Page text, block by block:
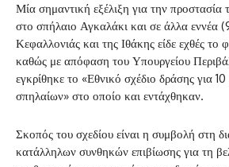
Μία σημαντική εξέλιξη για την προστασία
στο σπήλαιο Αγκαλάκι και σε άλλα εννέα
Κεφαλλονιάς και της Ιθάκης είδε εχθές το
καθώς με απόφαση του Υπουργείου
εγκρίθηκε το «Εθνικό σχέδιο δράσης για
σπηλαίων» στο οποίο και εντάχθηκαν.
Σκοπός του σχεδίου είναι η συμβολή στη
κατάλληλων συνθηκών επιβίωσης για τη